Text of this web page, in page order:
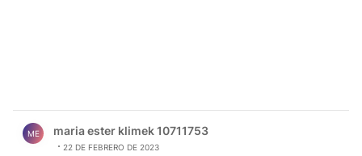
ME maria ester klimek 10711753
22 DE FEBRERO DE 2023